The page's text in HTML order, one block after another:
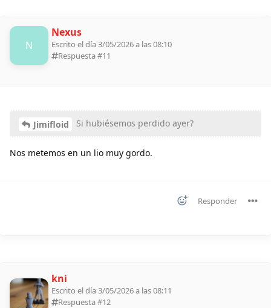
N
Nexus
Escrito el día 3/05/2026 a las 08:10
Respuesta #11
Jimifloid Si hubiésemos perdido ayer?
Nos metemos en un lio muy gordo.
Responder
kni
Escrito el día 3/05/2026 a las 08:11
Respuesta #12